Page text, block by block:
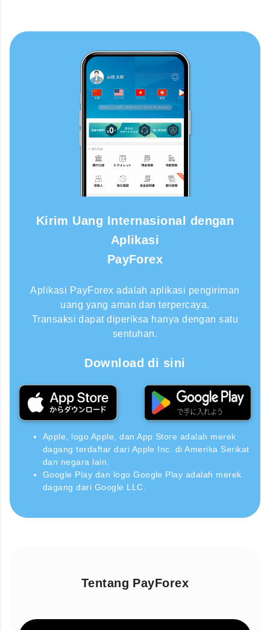
Kirim Uang Internasional dengan
Aplikasi
PayForex
Aplikasi PayForex adalah aplikasi pengiriman
uang yang aman dan terpercaya.
Transaksi dapat diperiksa hanya dengan satu
sentuhan.
Download di sini
Apple, logo Apple, dan App Store adalah merek
dagang terdaftar dari Apple Inc. di Amerika Serikat
dan negara lain.
Google Play dan logo Google Play adalah merek
dagang dari Google LLC.
Tentang PayForex